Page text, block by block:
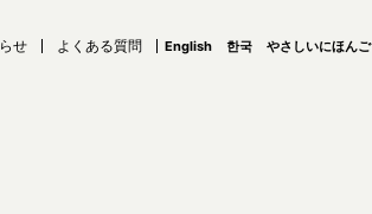
せ よくある質問 English 한국 やさしいにほんご